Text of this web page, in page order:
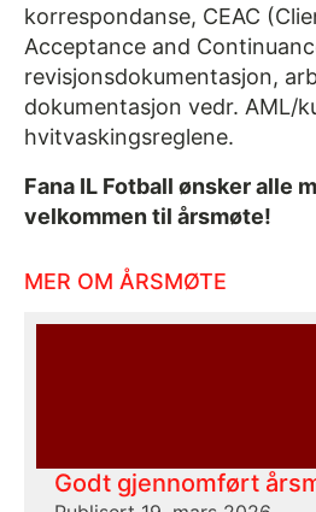
korrespondanse, CEAC
Acceptance and
revisjonsdokumentasjon,
dokumentasjon vedr. AML/
hvitvaskingsreglene.
Fana IL Fotball ønsker alle
velkommen til årsmøte!
MER OM ÅRSMØTE
Godt gjennomført